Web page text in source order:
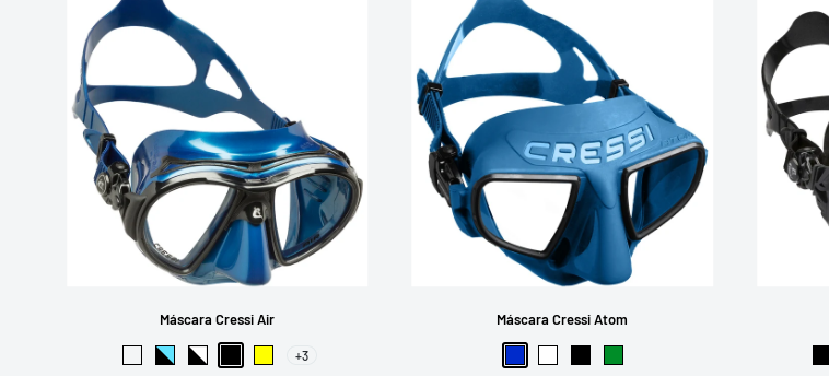
Máscara Cressi Air
Preto-Azul Escuro
Preto-AzulPreto-BrancoAmarelo
+3
Máscara Cressi Atom